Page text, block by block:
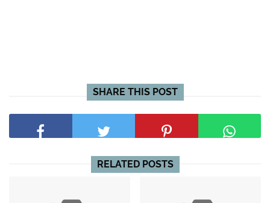
SHARE THIS POST
RELATED POSTS